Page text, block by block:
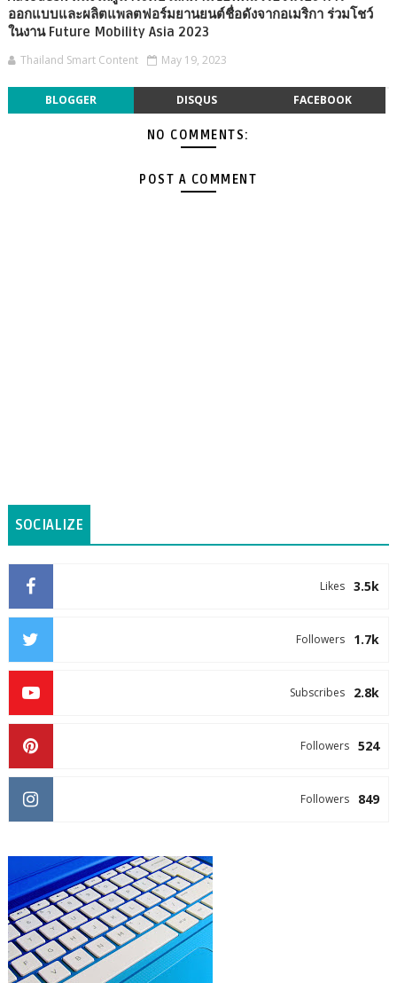
ออกแบบและผลิตแพลตฟอร์มยานยนต์ชื่อดังจากอเมริกา ร่วมโชว์
ในงาน Future Mobility Asia 2023
Thailand Smart Content May 19, 2023
BLOGGER DISQUS FACEBOOK
NO COMMENTS:
POST A COMMENT
SOCIALIZE
3.5k
Likes
1.7k
Followers
2.8k
Subscribes
524
Followers
849
Followers